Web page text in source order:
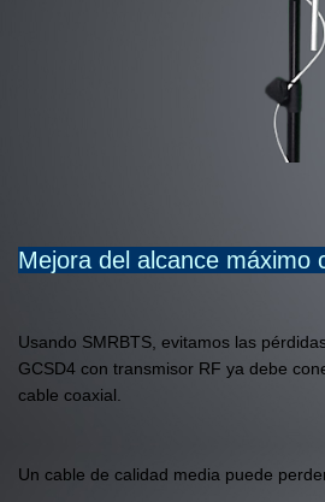
Mejora del alcance máximo
Usando SMRBTS, evitamos las
GCSD4 con transmisor RF ya debe
cable coaxial.
Un cable de calidad media puede